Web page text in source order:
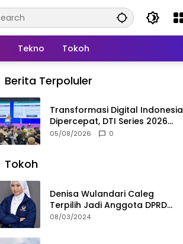
Tekno Tokoh
Berita Terpoluler
Transformasi Digital Indonesia
Dipercepat, DTI Series 2026
Resmi Digelar di Jakarta
05/08/2026 0
Tokoh
Denisa Wulandari Caleg
Terpilih Jadi Anggota DPRD
Termuda Periode 2024-2029
08/03/2024